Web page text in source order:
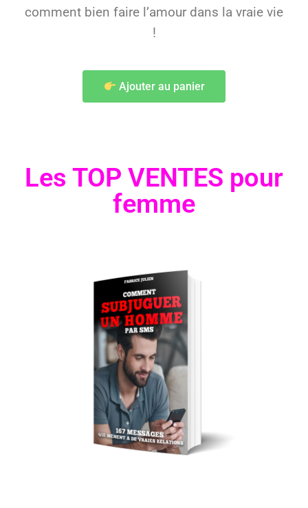
comment bien faire l’amour dans la vraie vie
!
Ajouter au panier
Les TOP VENTES pour
femme